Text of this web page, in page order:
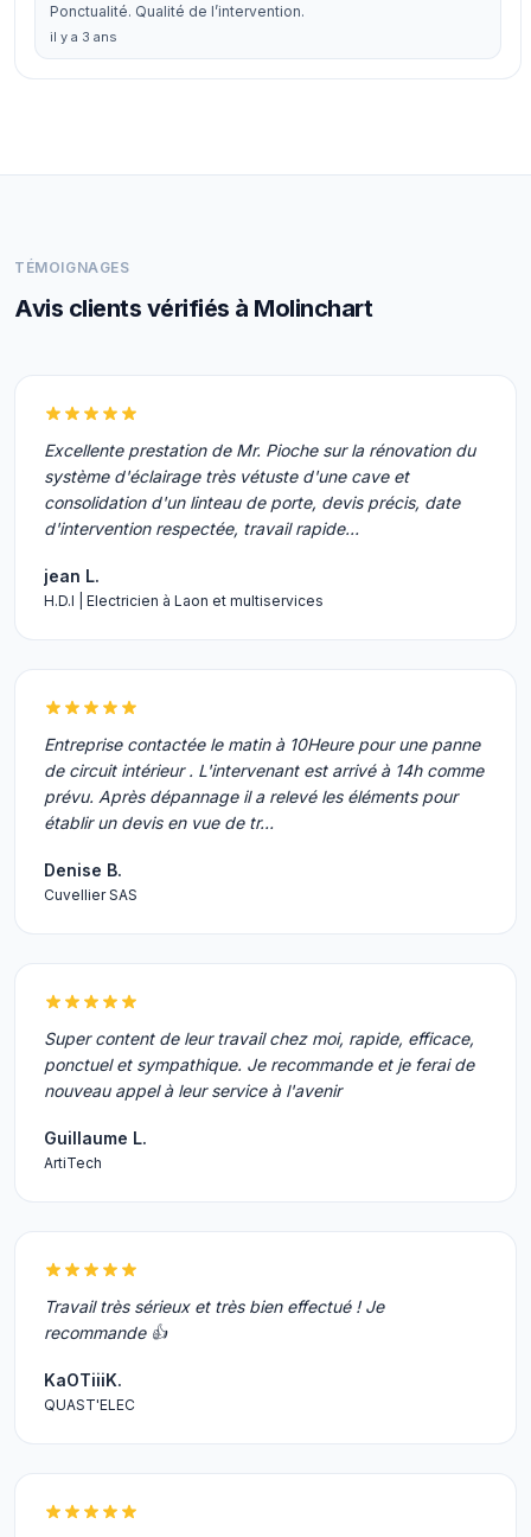
Ponctualité. Qualité de l’intervention.
il y a 3 ans
TÉMOIGNAGES
Avis clients vérifiés à Molinchart
Excellente prestation de Mr. Pioche sur la rénovation du
système d'éclairage très vétuste d'une cave et
consolidation d'un linteau de porte, devis précis, date
d'intervention respectée, travail rapide…
jean L.
H.D.I | Electricien à Laon et multiservices
Entreprise contactée le matin à 10Heure pour une panne
de circuit intérieur . L'intervenant est arrivé à 14h comme
prévu. Après dépannage il a relevé les éléments pour
établir un devis en vue de tr…
Denise B.
Cuvellier SAS
Super content de leur travail chez moi, rapide, efficace,
ponctuel et sympathique. Je recommande et je ferai de
nouveau appel à leur service à l'avenir
Guillaume L.
ArtiTech
Travail très sérieux et très bien effectué ! Je
recommande 👍
KaOTiiiK.
QUAST'ELEC